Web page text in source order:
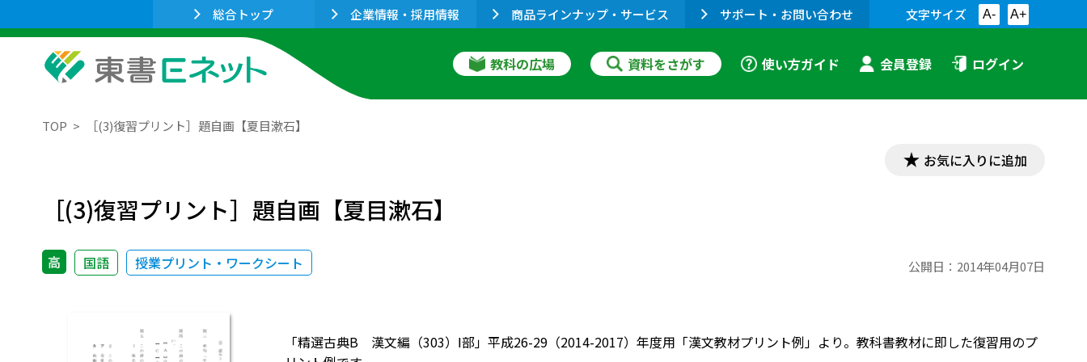
総合トップ 企業情報・採用情報 商品ラインナップ・サービス サポート・お問い合わせ 文字サイズ A- A+
教科の広場 資料をさがす 使い方ガイド 会員登録 ログイン
TOP ［(3)復習プリント］題自画【夏目漱石】
お気に入りに追加
［(3)復習プリント］題自画【夏目漱石】
高 国語 授業プリント・ワークシート 公開日： 2014年04月07日
「精選古典B 漢文編（303）Ⅰ部」平成26-29（2014-2017）年度用「漢文教材プリント例」より。教科書教材に即した復習用のプ